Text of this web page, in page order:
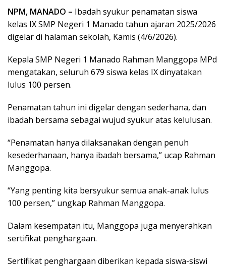
NPM, MANADO – Ibadah syukur penamatan siswa
kelas IX SMP Negeri 1 Manado tahun ajaran 2025/2026
digelar di halaman sekolah, Kamis (4/6/2026).
Kepala SMP Negeri 1 Manado Rahman Manggopa MPd
mengatakan, seluruh 679 siswa kelas IX dinyatakan
lulus 100 persen.
Penamatan tahun ini digelar dengan sederhana, dan
ibadah bersama sebagai wujud syukur atas kelulusan.
“Penamatan hanya dilaksanakan dengan penuh
kesederhanaan, hanya ibadah bersama,” ucap Rahman
Manggopa.
“Yang penting kita bersyukur semua anak-anak lulus
100 persen,” ungkap Rahman Manggopa.
Dalam kesempatan itu, Manggopa juga menyerahkan
sertifikat penghargaan.
Sertifikat penghargaan diberikan kepada siswa-siswi